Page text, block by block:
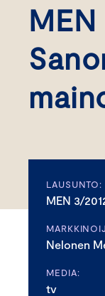
LAUSUNTO:
MEN 3/
Nelonen
MEDIA:
tv